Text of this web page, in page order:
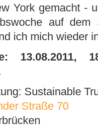
York gemacht -
auf
ich mich wieder
13.08.2011,
Sustainable
Straße 70